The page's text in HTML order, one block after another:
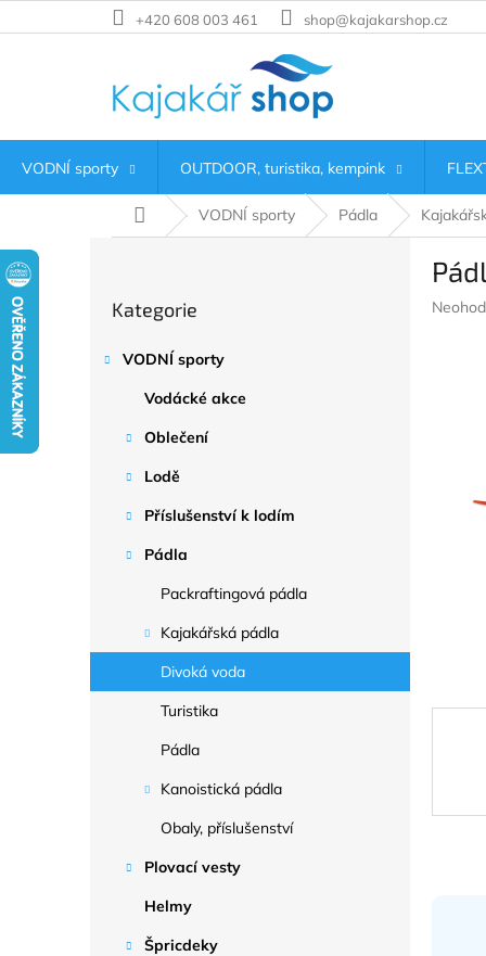
na
+420 608 003 461 shop@kajakarshop.cz
VODNÍ sporty OUTDOOR, turistika, kempink
Domů VODNÍ sporty Pádla
kategorie
Kategorie
VODNÍ sporty
Vodácké akce
Oblečení
Lodě
Příslušenství k lodím
Pádla
Packraftingová pádla
Kajakářská pádla
Divoká voda
Turistika
Pádla
Kanoistická pádla
Obaly, příslušenství
Plovací vesty
Helmy
Špricdeky